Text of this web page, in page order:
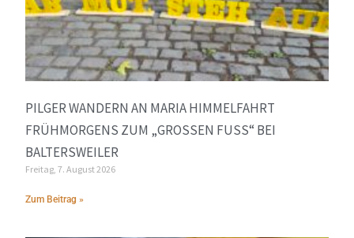
PILGER WANDERN AN MARIA HIMMELFAHRT
FRÜHMORGENS ZUM „GROSSEN FUSS“ BEI BA
LTERSWEILER
Freitag, 7. August 2026
Zum Beitrag »